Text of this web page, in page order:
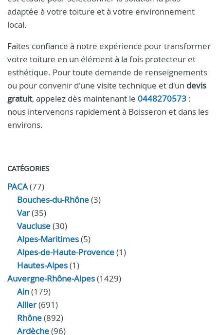
adaptée à votre toiture et à votre environnement
local.
Faites confiance à notre expérience pour transformer
votre toiture en un élément à la fois protecteur et
esthétique. Pour toute demande de renseignements
ou pour convenir d'une visite technique et d'un devis
gratuit, appelez dès maintenant le 0448270573 :
nous intervenons rapidement à Boisseron et dans les
environs.
CATÉGORIES
PACA(77)
Bouches-du-Rhône(3)
Var(35)
Vaucluse(30)
Alpes-Maritimes(5)
Alpes-de-Haute-Provence(1)
Hautes-Alpes(1)
Auvergne-Rhône-Alpes(1429)
Ain(179)
Allier(691)
Rhône(892)
Ardèche(96)